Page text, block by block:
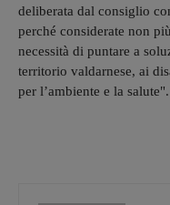
deliberata dal consiglio
perché considerate non
necessità di puntare a
territorio valdarnese, ai
per l’ambiente e la salute".